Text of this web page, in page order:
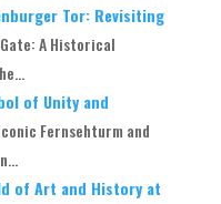
Tor: Revisiting
A Historical
of Unity and
Fernsehturm and
of Art and History at